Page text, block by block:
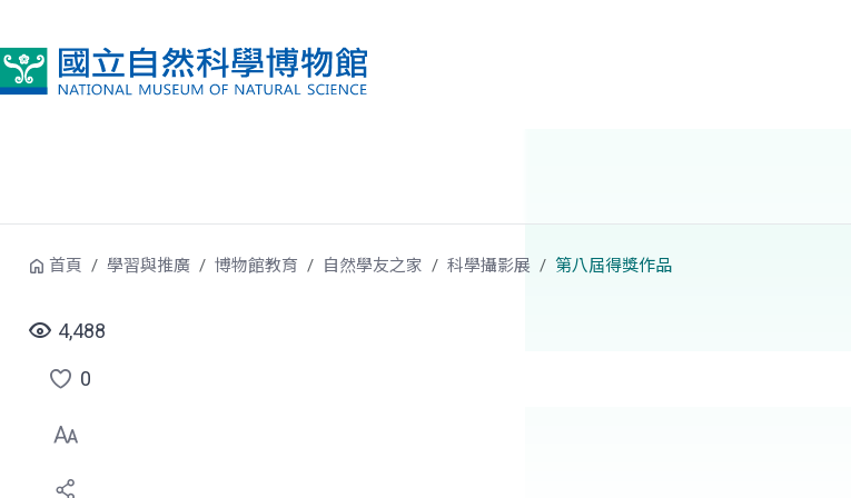
首頁 學習與推廣 博物館教育 自然學友之家 科學攝影展 第八屆得獎作品
4,488
點
選
喜
0